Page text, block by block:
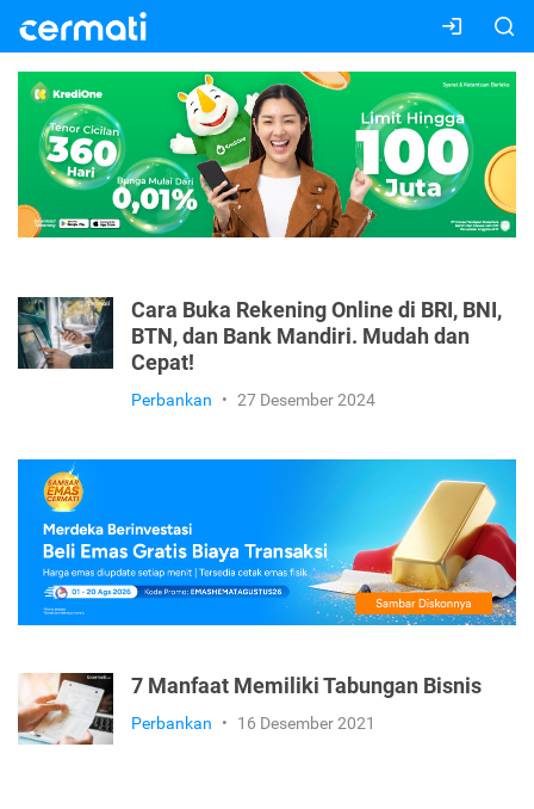
Cara Buka Rekening Online di BRI, BNI,
BTN, dan Bank Mandiri. Mudah dan
Cepat!
Perbankan • 27 Desember 2024
7 Manfaat Memiliki Tabungan Bisnis
Perbankan • 16 Desember 2021